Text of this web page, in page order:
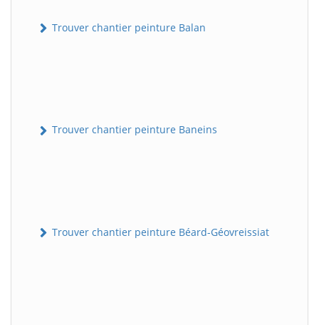
Trouver chantier peinture Balan
Trouver chantier peinture Baneins
Trouver chantier peinture Béard-Géovreissiat